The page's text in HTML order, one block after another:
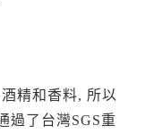
精和香料, 所以
過了台灣SGS重